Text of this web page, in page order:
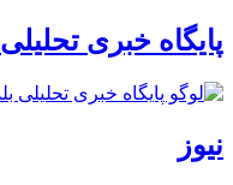
پایگاه خبری تحلیلی
نیوز